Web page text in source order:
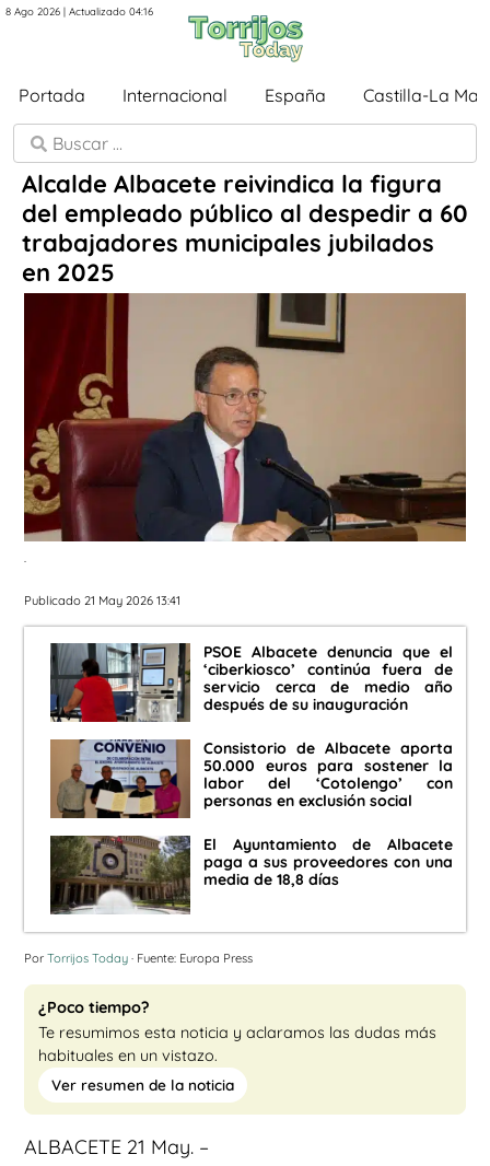
8 Ago 2026 | Actualizado 04:16
Portada Internacional España Castilla-La
Alcalde Albacete reivindica la figura
del empleado público al despedir a 60
trabajadores municipales jubilados
en 2025
.
Publicado 21 May 2026 13:41
PSOE Albacete denuncia que el
‘ciberkiosco’ continúa fuera de
servicio cerca de medio año
después de su inauguración
Consistorio de Albacete aporta
50.000 euros para sostener la
labor del ‘Cotolengo’ con
personas en exclusión social
El Ayuntamiento de Albacete
paga a sus proveedores con una
media de 18,8 días
Por Torrijos Today · Fuente: Europa Press
¿Poco tiempo?
Te resumimos esta noticia y aclaramos las dudas más
habituales en un vistazo.
Ver resumen de la noticia
ALBACETE 21 May. –